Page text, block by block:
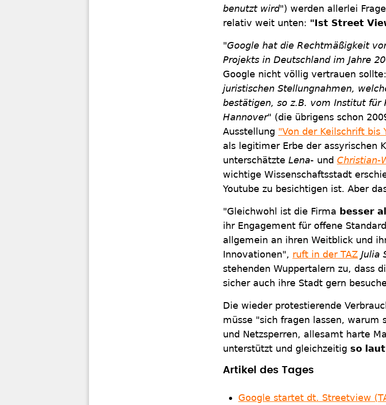
benutzt wird") werden allerlei
relativ weit unten: "Ist Street
"Google hat die Rechtmäßigkeit
Projekts in Deutschland im Jahre
Google nicht völlig vertrauen sollte:
juristischen Stellungnahmen,
bestätigen, so z.B. vom Institut
Hannover" (die übrigens schon
Ausstellung "Von der Keilschrift bis
als legitimer Erbe der assyrischen
unterschätzte Lena- und Christian-
wichtige Wissenschaftsstadt
Youtube zu besichtigen ist. Aber
"Gleichwohl ist die Firma besser
ihr Engagement für offene
allgemein an ihren Weitblick und
Innovationen", ruft in der TAZ Julia
stehenden Wuppertalern zu, dass
sicher auch ihre Stadt gern
Die wieder protestierende
müsse "sich fragen lassen, warum
und Netzsperren, allesamt harte
unterstützt und gleichzeitig so
Artikel des Tages
Google startet dt. Streetview